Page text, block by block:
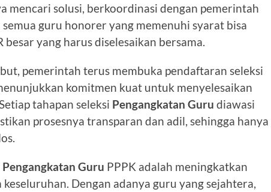
mencari solusi, berkoordinasi dengan pemerintah
guru honorer yang memenuhi syarat bisa
yang harus diselesaikan bersama.
pemerintah terus membuka pendaftaran seleksi
komitmen kuat untuk menyelesaikan
tahapan seleksi Pengangkatan Guru diawasi
prosesnya transparan dan adil, sehingga hanya
Pengangkatan Guru PPPK adalah meningkatkan
Dengan adanya guru yang sejahtera,